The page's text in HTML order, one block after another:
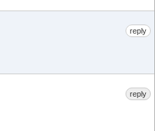
reply
reply